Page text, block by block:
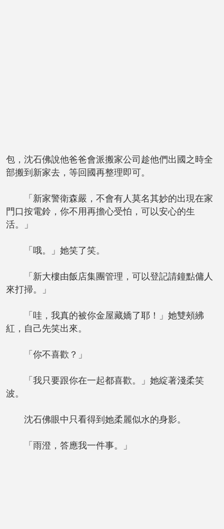
包，沈石佛說他爸爸會派搬家公司趁他們出國之時全
部搬到新家去，等回國再整理即可。
「新家警衛森嚴，不會有人莫名其妙的出現在家
門口按電鈴，你不用再擔心受怕，可以安心的生
活。」
「哦。」她笑了笑。
「新大樓由飯店集團管理，可以登記請鐘點傭人
來打掃。」
「哇，我真的被你金屋藏嬌了耶！」她雙頰紼
紅，自己先笑出來。
「你不喜歡？」
「我只要跟你在一起都喜歡。」她綻著淺柔笑
波。
沈石佛眼中只看得到她柔麗似水的身影。
「雨澄，答應我一件事。」